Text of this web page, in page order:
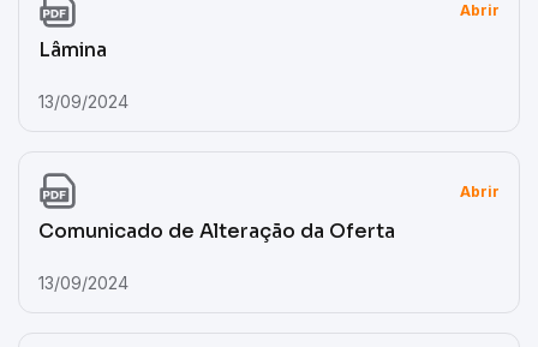
Abrir
Lâmina
13/09/2024
Abrir
Comunicado de Alteração da Oferta
13/09/2024